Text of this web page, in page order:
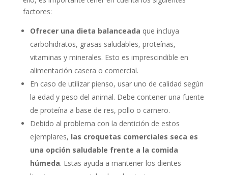
factores:
Ofrecer una dieta balanceada que incluya
carbohidratos, grasas saludables, proteínas,
vitaminas y minerales. Esto es imprescindible en
alimentación casera o comercial.
En caso de utilizar pienso, usar uno de calidad según
la edad y peso del animal. Debe contener una fuente
de proteína a base de res, pollo o carnero.
Debido al problema con la dentición de estos
ejemplares, las croquetas comerciales seca es
una opción saludable frente a la comida
húmeda. Estas ayuda a mantener los dientes